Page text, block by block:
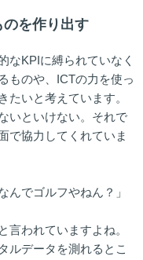
を作り出す
なKPIに縛られていなく
ものや、ICTの力を使っ
たいと考えています。
いといけない。それで
で協力してくれていま
んでゴルフやねん？」
言われていますよね。
ルデータを測れるとこ